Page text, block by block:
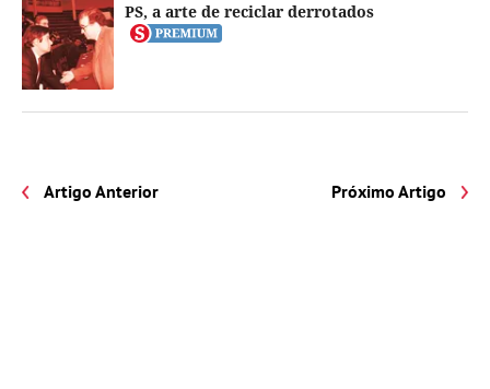
PS, a arte de reciclar derrotados
Artigo Anterior Próximo Artigo